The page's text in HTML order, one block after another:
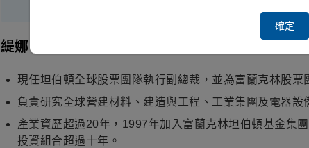
緹娜．塞勒
現任坦伯頓全球股票團隊執行副總裁，並為富蘭克林股
負責研究全球營建材料、建造與工程、工業集團及電器設
產業資歷超過20年，1997年加入富蘭克林坦伯頓基金集
投資組合超過十年。
確定